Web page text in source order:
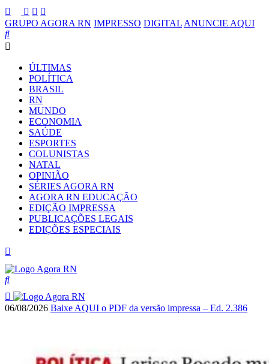
GRUPO AGORA RN IMPRESSO DIGITAL ANUNCIE AQUI
ÚLTIMAS
POLÍTICA
BRASIL
RN
MUNDO
ECONOMIA
SAÚDE
ESPORTES
COLUNISTAS
NATAL
OPINIÃO
SÉRIES AGORA RN
AGORA RN EDUCAÇÃO
EDIÇÃO IMPRESSA
PUBLICAÇÕES LEGAIS
EDIÇÕES ESPECIAIS
06/08/2026 Baixe AQUI o PDF da versão impressa – Ed. 2.386